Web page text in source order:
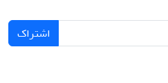
اشتراک